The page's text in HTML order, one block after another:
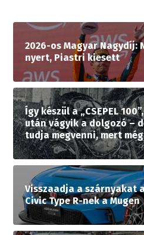
2026-os Magyar Nagydíj:
nyert, Piastri kiesett
Így készül a „CSEPEL
után vágyik a dolgozó –
tudja megvenni, mert
Visszaadja a szárnyakat
Civic Type R-nek a Mugen